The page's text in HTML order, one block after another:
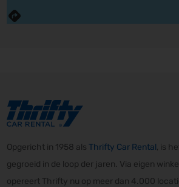
Opgericht in 1958 als Thrifty Car Rental, is
gegroeid in de loop der jaren. Via eigen
opereert Thrifty nu op meer dan 4.000